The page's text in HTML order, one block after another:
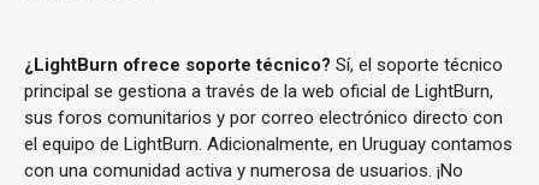
¿LightBurn ofrece soporte técnico? Sí, el soporte técnico
principal se gestiona a través de la web oficial de LightBurn,
sus foros comunitarios y por correo electrónico directo con
el equipo de LightBurn. Adicionalmente, en Uruguay contamos
con una comunidad activa y numerosa de usuarios. ¡No